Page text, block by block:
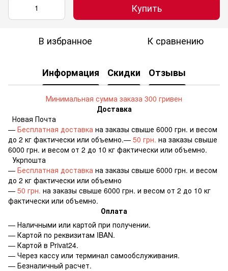
Купить
В избранное К сравнению
Информация Скидки Отзывы
Минимальная сумма заказа 300 гривен
Доставка
Новая Почта
— Бесплатная доставка на заказы свыше 6000 грн. и весом
до 2 кг фактически или объемно.— 50 грн. на заказы свыше
6000 грн. и весом от 2 до 10 кг фактически или объемно.
Укрпошта
— Бесплатная доставка на заказы свыше 6000 грн. и весом
до 2 кг фактически или объемно
— 50 грн. на заказы свыше 6000 грн. и весом от 2 до 10 кг
фактически или объемно.
Оплата
— Наличными или картой при получении.
— Картой по реквизитам IBAN.
— Картой в Privat24.
— Через кассу или терминал самообслуживания.
— Безналичный расчет.